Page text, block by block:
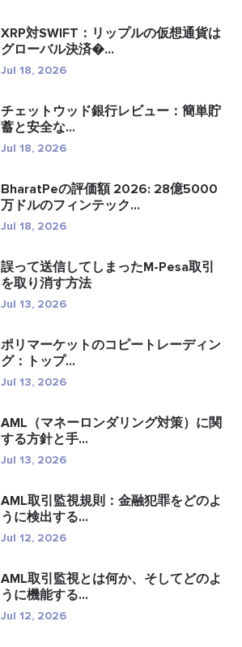
XRP対SWIFT：リップルの仮想通貨は
グローバル決済�...
Jul 18, 2026
チェットウッド銀行レビュー：簡単貯
蓄と安全な...
Jul 18, 2026
BharatPeの評価額 2026: 28億5000
万ドルのフィンテック...
Jul 18, 2026
誤って送信してしまったM-Pesa取引
を取り消す方法
Jul 13, 2026
ポリマーケットのコピートレーディン
グ：トップ...
Jul 13, 2026
AML（マネーロンダリング対策）に関
する方針と手...
Jul 13, 2026
AML取引監視規則：金融犯罪をどのよ
うに検出する...
Jul 12, 2026
AML取引監視とは何か、そしてどのよ
うに機能する...
Jul 12, 2026